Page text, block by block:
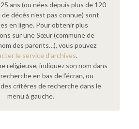
ans (ou nées depuis plus de 120
de décès n’est pas connue) sont
en ligne. Pour obtenir plus
sur une Sœur (commune de
des parents…), vous pouvez
le service d’archives.
religieuse, indiquez son nom dans
en bas de l’écran, ou
critères de recherche dans le
menu à gauche.